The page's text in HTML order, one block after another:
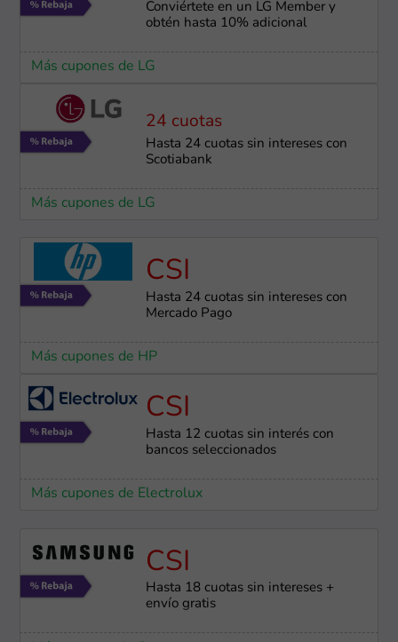
Conviértete en un LG Member y
obtén hasta 10% adicional
Más cupones de LG
24 cuotas
Hasta 24 cuotas sin intereses con
Scotiabank
Más cupones de LG
CSI
Hasta 24 cuotas sin intereses con
Mercado Pago
Más cupones de HP
CSI
Hasta 12 cuotas sin interés con
bancos seleccionados
Más cupones de Electrolux
CSI
Hasta 18 cuotas sin intereses +
envío gratis